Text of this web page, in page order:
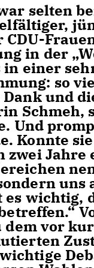
selten
in der
einer
so
und
Schmeh,
Und
Konnte
zwei Jahre
uns
wichtig,
vor